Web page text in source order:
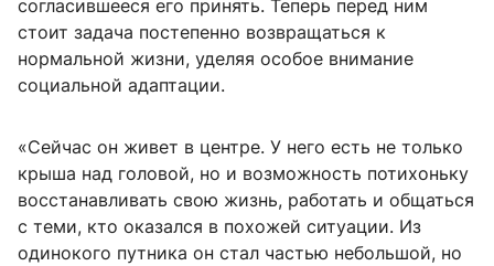
согласившееся его принять. Теперь перед ним
стоит задача постепенно возвращаться к
нормальной жизни, уделяя особое внимание
социальной адаптации.
«Сейчас он живет в центре. У него есть не только
крыша над головой, но и возможность потихоньку
восстанавливать свою жизнь, работать и общаться
с теми, кто оказался в похожей ситуации. Из
одинокого путника он стал частью небольшой, но